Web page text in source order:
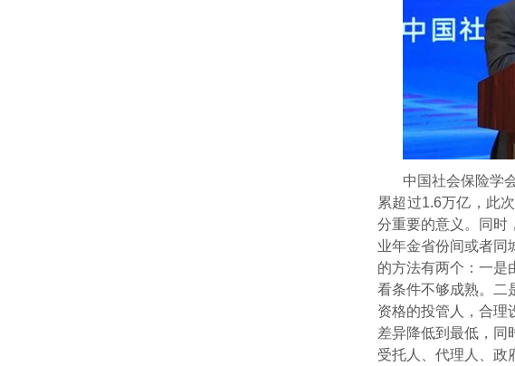
中国社会保险学
累超过1.6万亿，此
分重要的意义。同时
业年金省份间或者同
的方法有两个：一是
看条件不够成熟。二
资格的投管人，合理
差异降低到最低，同
受托人、代理人、政